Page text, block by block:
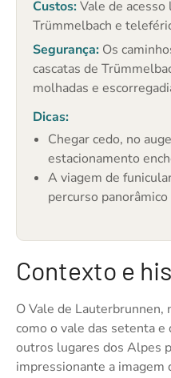
Custos:Vale de acesso
Trümmelbach e
Segurança: Os
cascatas de
molhadas e
Dicas:
Chegar cedo, no
estacionamento
A viagem de
percurso
Contexto e
O Vale de Lauterbrunnen,
como o vale das setenta e
outros lugares dos Alpes
impressionante a imagem